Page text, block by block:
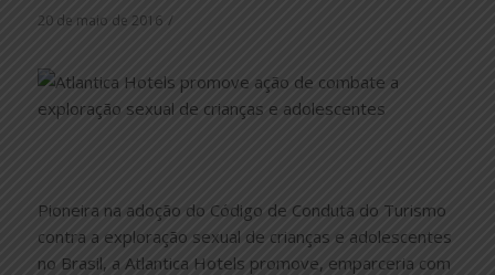
20 de maio de 2016 /
Pioneira na adoção do Código de Conduta do Turismo
contra a exploração sexual de crianças e adolescentes
no Brasil, a Atlantica Hotels promove, emparceria com